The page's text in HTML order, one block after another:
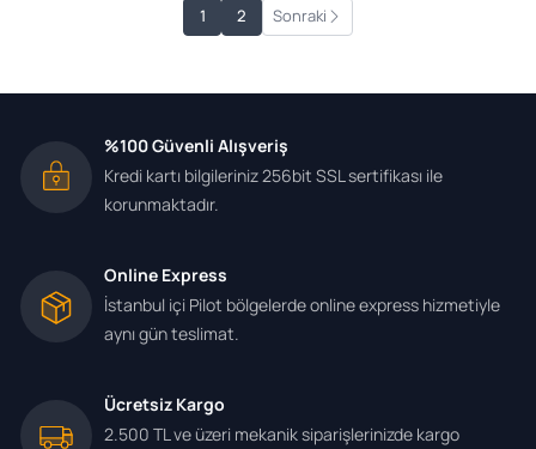
1 2 Sonraki
%100 Güvenli Alışveriş
Kredi kartı bilgileriniz 256bit SSL sertifikası ile
korunmaktadır.
Online Express
İstanbul içi Pilot bölgelerde online express hizmetiyle
aynı gün teslimat.
Ücretsiz Kargo
2.500 TL ve üzeri mekanik siparişlerinizde kargo